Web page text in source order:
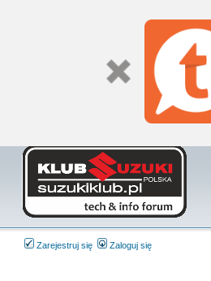
Zarejestruj się Zaloguj się